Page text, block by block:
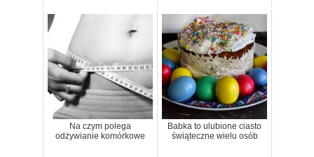
Na czym polega
odżywianie komórkowe
Babka to ulubione ciasto
świąteczne wielu osób